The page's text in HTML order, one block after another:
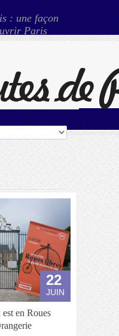
: une façon
Paris
22
JUIN
en Roues